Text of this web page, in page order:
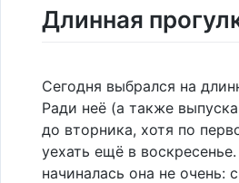
Длинная
Сегодня выбрался на
Ради неё (а также
до вторника, хотя по
уехать ещё в
начиналась она не очень: